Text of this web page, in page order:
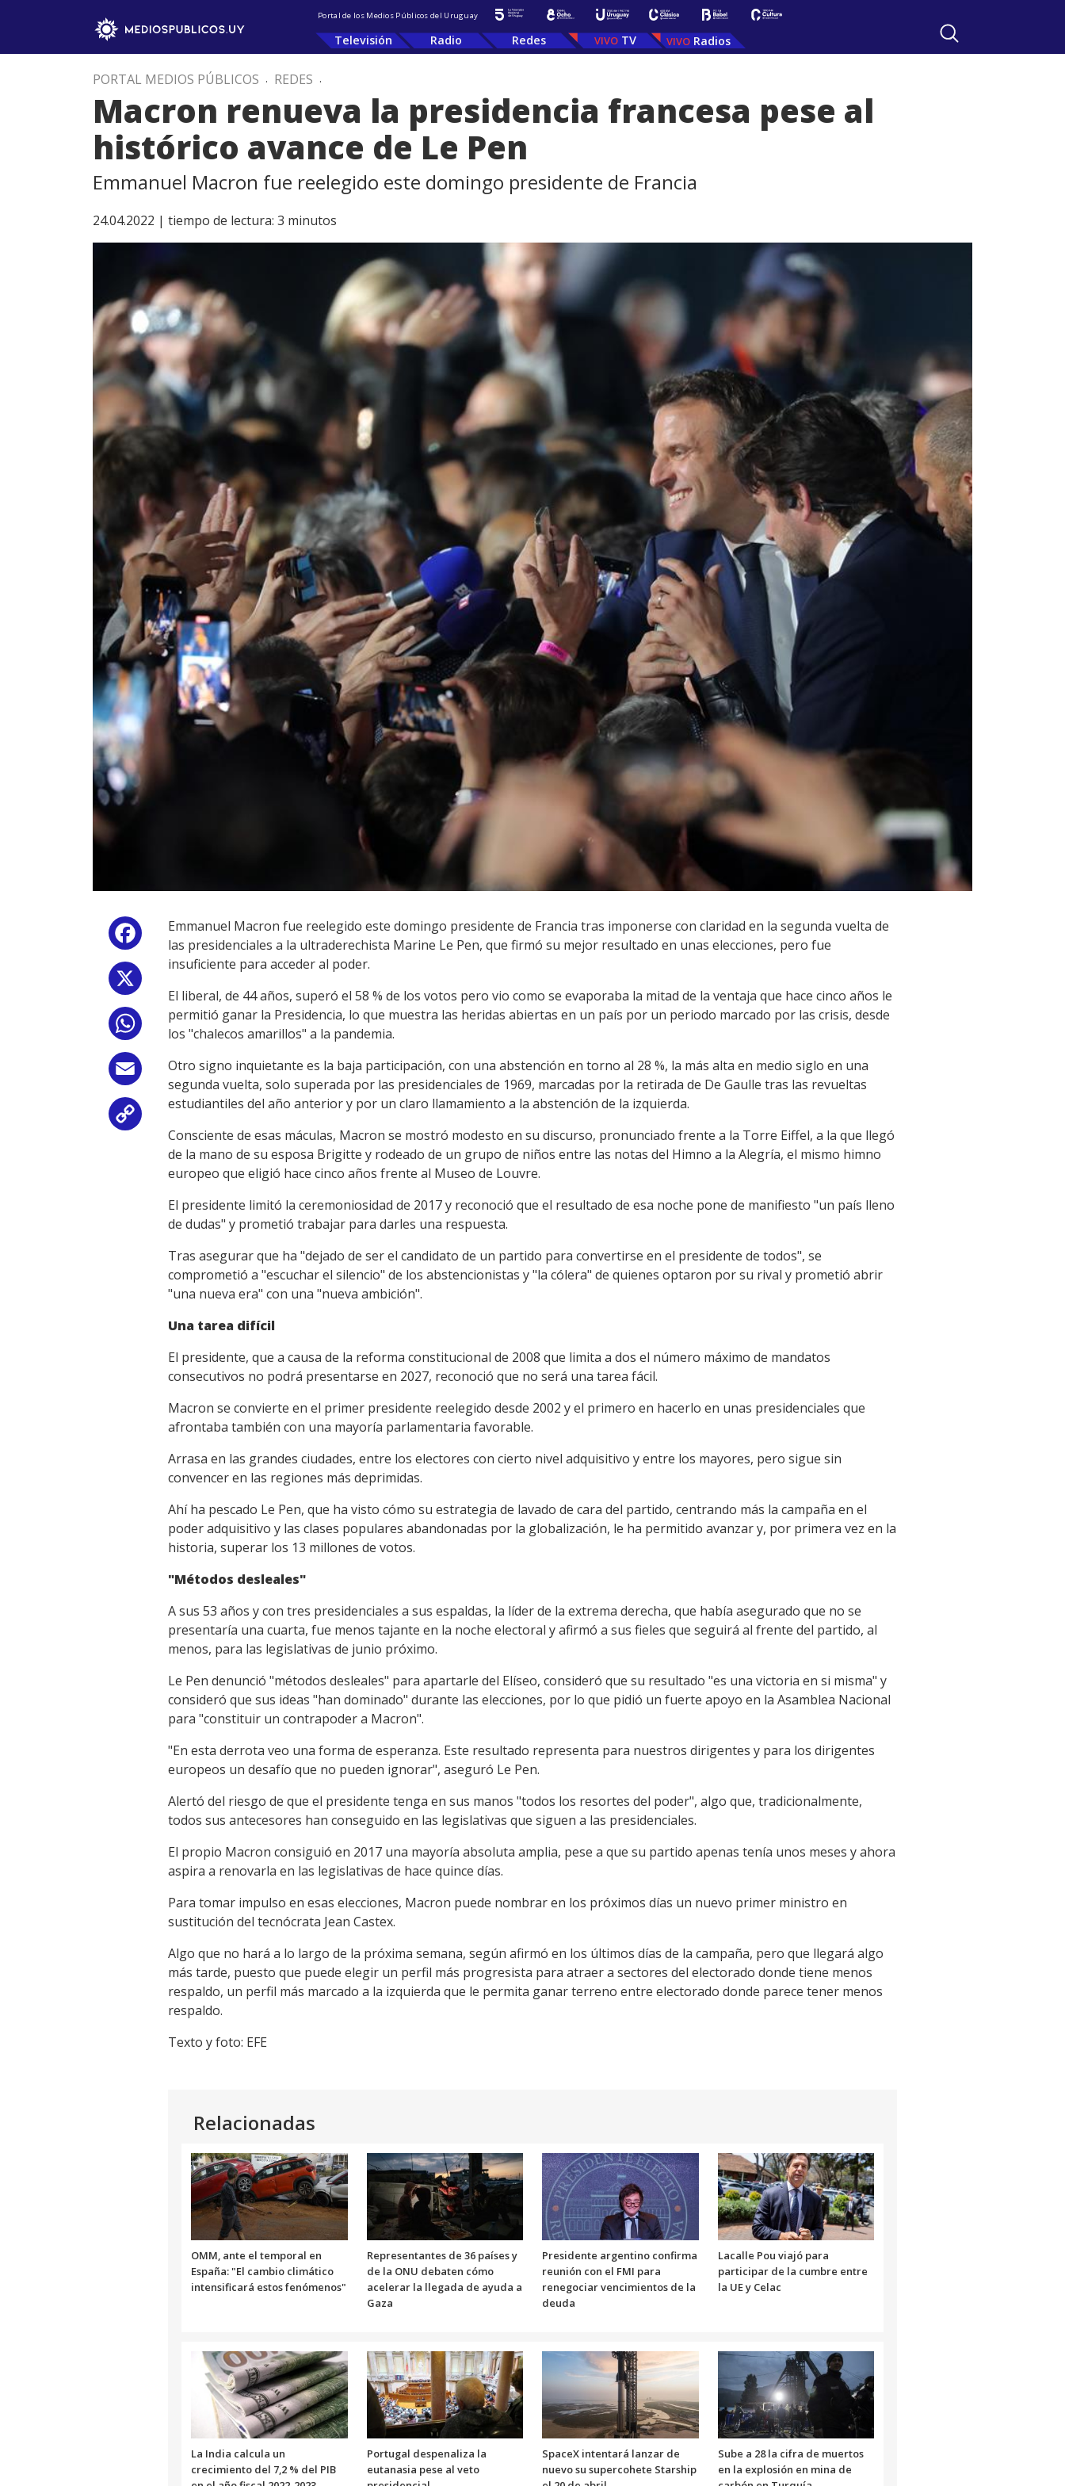
Portal de los Medios Públicos del Uruguay
Televisión Radio Redes TV Radios
PORTAL MEDIOS PÚBLICOS . REDES .
Macron renueva la presidencia francesa pese al
histórico avance de Le Pen
Emmanuel Macron fue reelegido este domingo presidente de Francia
24.04.2022 | tiempo de lectura: 3 minutos
Facebook
WhatsApp
Email
Link
Emmanuel Macron fue reelegido este domingo presidente de Francia tras imponerse con claridad en la segunda vuelta de
las presidenciales a la ultraderechista Marine Le Pen, que firmó su mejor resultado en unas elecciones, pero fue
insuficiente para acceder al poder.
El liberal, de 44 años, superó el 58 % de los votos pero vio como se evaporaba la mitad de la ventaja que hace cinco años le
permitió ganar la Presidencia, lo que muestra las heridas abiertas en un país por un periodo marcado por las crisis, desde
los "chalecos amarillos" a la pandemia.
Otro signo inquietante es la baja participación, con una abstención en torno al 28 %, la más alta en medio siglo en una
segunda vuelta, solo superada por las presidenciales de 1969, marcadas por la retirada de De Gaulle tras las revueltas
estudiantiles del año anterior y por un claro llamamiento a la abstención de la izquierda.
Consciente de esas máculas, Macron se mostró modesto en su discurso, pronunciado frente a la Torre Eiffel, a la que llegó
de la mano de su esposa Brigitte y rodeado de un grupo de niños entre las notas del Himno a la Alegría, el mismo himno
europeo que eligió hace cinco años frente al Museo de Louvre.
El presidente limitó la ceremoniosidad de 2017 y reconoció que el resultado de esa noche pone de manifiesto "un país lleno
de dudas" y prometió trabajar para darles una respuesta.
Tras asegurar que ha "dejado de ser el candidato de un partido para convertirse en el presidente de todos", se
comprometió a "escuchar el silencio" de los abstencionistas y "la cólera" de quienes optaron por su rival y prometió abrir
"una nueva era" con una "nueva ambición".
Una tarea difícil
El presidente, que a causa de la reforma constitucional de 2008 que limita a dos el número máximo de mandatos
consecutivos no podrá presentarse en 2027, reconoció que no será una tarea fácil.
Macron se convierte en el primer presidente reelegido desde 2002 y el primero en hacerlo en unas presidenciales que
afrontaba también con una mayoría parlamentaria favorable.
Arrasa en las grandes ciudades, entre los electores con cierto nivel adquisitivo y entre los mayores, pero sigue sin
convencer en las regiones más deprimidas.
Ahí ha pescado Le Pen, que ha visto cómo su estrategia de lavado de cara del partido, centrando más la campaña en el
poder adquisitivo y las clases populares abandonadas por la globalización, le ha permitido avanzar y, por primera vez en la
historia, superar los 13 millones de votos.
"Métodos desleales"
A sus 53 años y con tres presidenciales a sus espaldas, la líder de la extrema derecha, que había asegurado que no se
presentaría una cuarta, fue menos tajante en la noche electoral y afirmó a sus fieles que seguirá al frente del partido, al
menos, para las legislativas de junio próximo.
Le Pen denunció "métodos desleales" para apartarle del Elíseo, consideró que su resultado "es una victoria en si misma" y
consideró que sus ideas "han dominado" durante las elecciones, por lo que pidió un fuerte apoyo en la Asamblea Nacional
para "constituir un contrapoder a Macron".
"En esta derrota veo una forma de esperanza. Este resultado representa para nuestros dirigentes y para los dirigentes
europeos un desafío que no pueden ignorar", aseguró Le Pen.
Alertó del riesgo de que el presidente tenga en sus manos "todos los resortes del poder", algo que, tradicionalmente,
todos sus antecesores han conseguido en las legislativas que siguen a las presidenciales.
El propio Macron consiguió en 2017 una mayoría absoluta amplia, pese a que su partido apenas tenía unos meses y ahora
aspira a renovarla en las legislativas de hace quince días.
Para tomar impulso en esas elecciones, Macron puede nombrar en los próximos días un nuevo primer ministro en
sustitución del tecnócrata Jean Castex.
Algo que no hará a lo largo de la próxima semana, según afirmó en los últimos días de la campaña, pero que llegará algo
más tarde, puesto que puede elegir un perfil más progresista para atraer a sectores del electorado donde tiene menos
respaldo, un perfil más marcado a la izquierda que le permita ganar terreno entre electorado donde parece tener menos
respaldo.
Texto y foto: EFE
Relacionadas
OMM, ante el temporal en
España: "El cambio climático
intensificará estos fenómenos"
Representantes de 36 países y
de la ONU debaten cómo
acelerar la llegada de ayuda a
Gaza
Presidente argentino confirma
reunión con el FMI para
renegociar vencimientos de la
deuda
Lacalle Pou viajó para
participar de la cumbre entre
la UE y Celac
La India calcula un
crecimiento del 7,2 % del PIB
Portugal despenaliza la
eutanasia pese al veto
SpaceX intentará lanzar de
nuevo su supercohete Starship
Sube a 28 la cifra de muertos
en la explosión en mina de